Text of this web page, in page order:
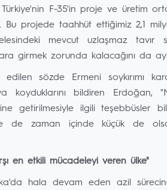
Türkiye'nin F-35'in proje ve üretim
Bu projede taahhüt ettiğimiz 2,1
mevcut uzlaşmaz tavır
girmek zorunda kalacağını da
sözde Ermeni soykırımı
koyduklarını bildiren Erdoğan,
getirilmesiyle ilgili teşebbüsler
de zaman içinde küçük de
en etkili mücadeleyi veren ülke"
hala devam eden azil